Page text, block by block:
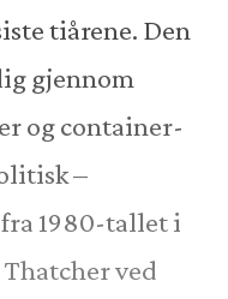
tiårene. Den
gjennom
og container-
–
1980-tallet i
ved